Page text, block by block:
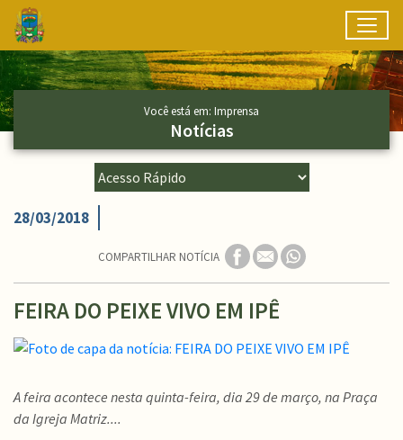
Ir para conteúdo principal
Conteúdo Principal
Você está em: Imprensa
Notícias
28/03/2018
COMPARTILHAR NOTÍCIA
FEIRA DO PEIXE VIVO EM IPÊ
A feira acontece nesta quinta-feira, dia 29 de março, na Praça
da Igreja Matriz....